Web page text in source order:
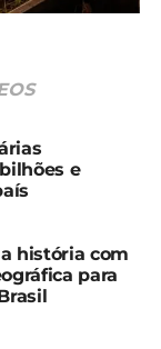
e
história com
para